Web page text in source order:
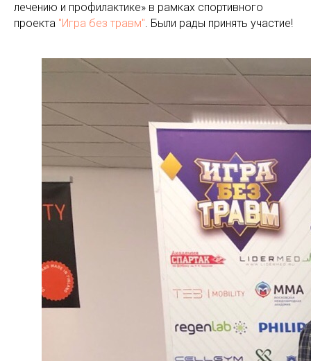
лечению и профилактике» в рамках спортивного
проекта "Игра без травм". Были рады принять участие!